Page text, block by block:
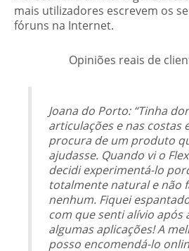
mais utilizadores escrevem os
fóruns na Internet.
Opiniões reais de
Joana do Porto: “Tinha
articulações e nas costas
procura de um produto
ajudasse. Quando vi o
decidi experimentá-lo
totalmente natural e não
nenhum. Fiquei
com que senti alívio após
algumas aplicações! A
posso encomendá-lo